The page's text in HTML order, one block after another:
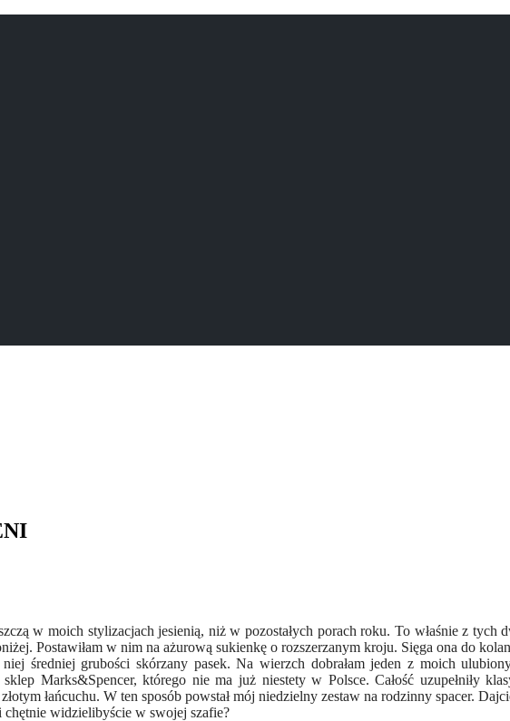
w moich stylizacjach jesienią, niż w pozostałych porach roku. To właśnie z tych
Postawiłam w nim na ażurową sukienkę o rozszerzanym kroju. Sięga ona do
średniej grubości skórzany pasek. Na wierzch dobrałam jeden z moich
Marks&Spencer, którego nie ma już niestety w Polsce. Całość uzupełniły
łańcuchu. W ten sposób powstał mój niedzielny zestaw na rodzinny spacer.
chętnie widzielibyście w swojej szafie?